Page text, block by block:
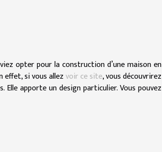
opter pour la construction d’une maison en
effet, si vous allezvoir ce site, vous découvrirez
apporte un design particulier. Vous pouvez